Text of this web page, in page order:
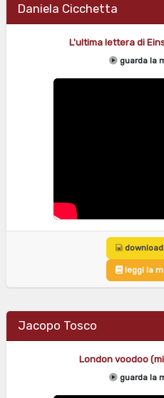
Daniela Cicchetta
L'ultima lettera di
guarda la
leggi la
Jacopo Tosco
London voodoo
guarda la